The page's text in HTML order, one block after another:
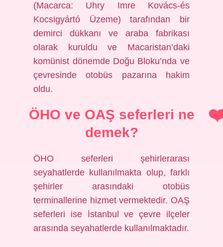
(Macarca: Uhry Imre Kovács-és
Kocsigyártó Üzeme) tarafından bir
demirci dükkanı ve araba fabrikası
olarak kuruldu ve Macaristan’daki
komünist dönemde Doğu Bloku’nda ve
çevresinde otobüs pazarına hakim
oldu.
ÖHO ve OAŞ seferleri ne
demek?
ÖHO seferleri şehirlerarası
seyahatlerde kullanılmakta olup, farklı
şehirler arasındaki otobüs
terminallerine hizmet vermektedir. OAŞ
seferleri ise İstanbul ve çevre ilçeler
arasında seyahatlerde kullanılmaktadır.